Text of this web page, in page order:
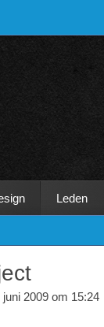
Leden
juni 2009 om 15:24